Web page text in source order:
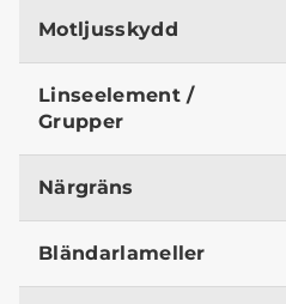
Motljusskydd
Linseelement /
Grupper
Närgräns
Bländarlameller